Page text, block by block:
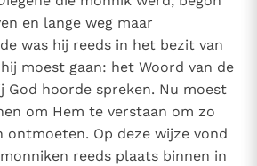
en lange weg maar
was hij reeds in het bezit van
moest gaan: het Woord van de
God hoorde spreken. Nu moest
om Hem te verstaan om zo
ontmoeten. Op deze wijze vond
reeds plaats binnen in